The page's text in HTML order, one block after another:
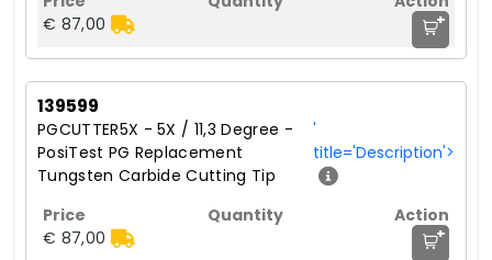
€ 87,00 +
139599
PGCUTTER5X - 5X / 11,3 Degree -
PosiTest PG Replacement
Tungsten Carbide Cutting Tip
'
title='Description'>
€ 87,00 +